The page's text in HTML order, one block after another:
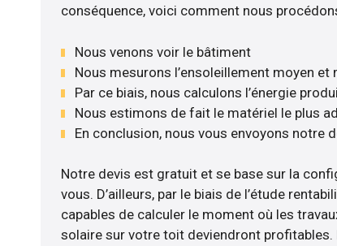
conséquence, voici comment nous
Nous venons voir le bâtiment
Nous mesurons l’ensoleillement moyen et
Par ce biais, nous calculons l’énergie
Nous estimons de fait le matériel le plus
En conclusion, nous vous envoyons notre
Notre devis est gratuit et se base sur la
vous. D’ailleurs, par le biais de l’étude
capables de calculer le moment où les
solaire sur votre toit deviendront profitables.